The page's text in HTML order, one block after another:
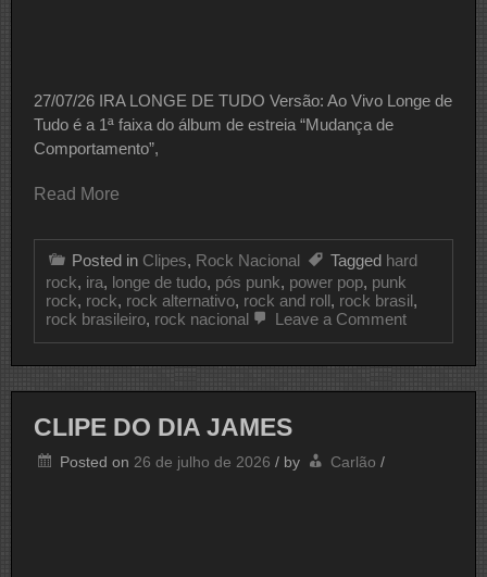
27/07/26 IRA LONGE DE TUDO Versão: Ao Vivo Longe de
Tudo é a 1ª faixa do álbum de estreia “Mudança de
Comportamento”,
Read More
Posted in Clipes, Rock Nacional Tagged hard
rock, ira, longe de tudo, pós punk, power pop, punk
rock, rock, rock alternativo, rock and roll, rock brasil,
rock brasileiro, rock nacional Leave a Commenton
IRA
CLIPE DO DIA JAMES
Posted on 26 de julho de 2026 / by Carlão /